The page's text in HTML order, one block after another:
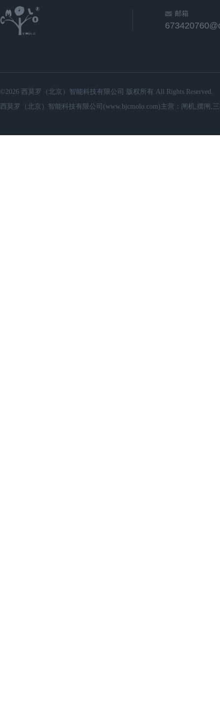
邮箱
©2026 西莫罗（北京）智能科技有限公司 版权所有 All Rights Reserved.
西莫罗（北京）智能科技有限公司(www.bjcmolo.com)主营：闸机,摆闸,